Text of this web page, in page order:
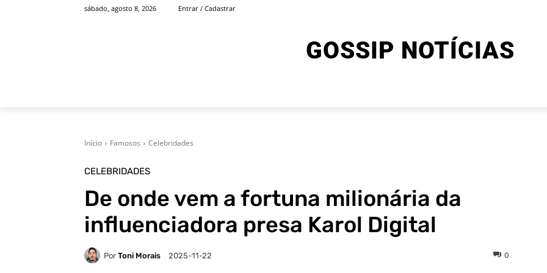
sábado, agosto 8, 2026 Entrar / Cadastrar
GOSSIP NOTÍCIAS
Início Famosos Celebridades
CELEBRIDADES
De onde vem a fortuna milionária da
influenciadora presa Karol Digital
Por Toni Morais 2025-11-22 0